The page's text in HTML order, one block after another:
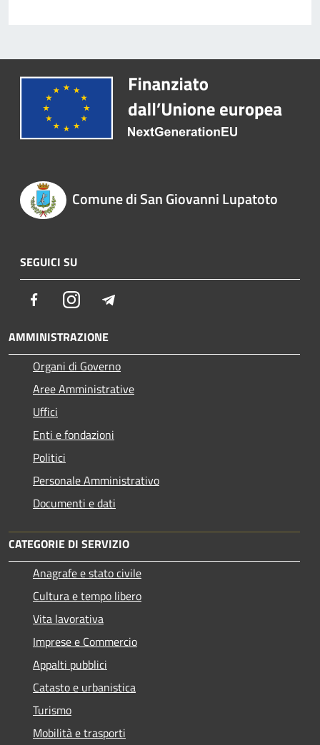
Comune di San Giovanni Lupatoto
SEGUICI SU
FacebookInstagram
AMMINISTRAZIONE
Organi di Governo
Aree Amministrative
Uffici
Enti e fondazioni
Politici
Personale Amministrativo
Documenti e dati
CATEGORIE DI SERVIZIO
Anagrafe e stato civile
Cultura e tempo libero
Vita lavorativa
Imprese e Commercio
Appalti pubblici
Catasto e urbanistica
Turismo
Mobilità e trasporti